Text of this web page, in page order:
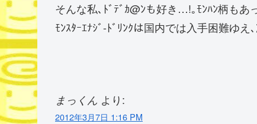
そんな私､ﾄﾞﾃﾞｶ@ﾝも好き…!｡ﾓﾝﾊﾝ柄もあ
ﾓﾝｽﾀｰｴﾅｼﾞ-ﾄﾞﾘﾝｸは国内では入手困難ゆ
まっくん より:
2012年3月7日 1:16 PM